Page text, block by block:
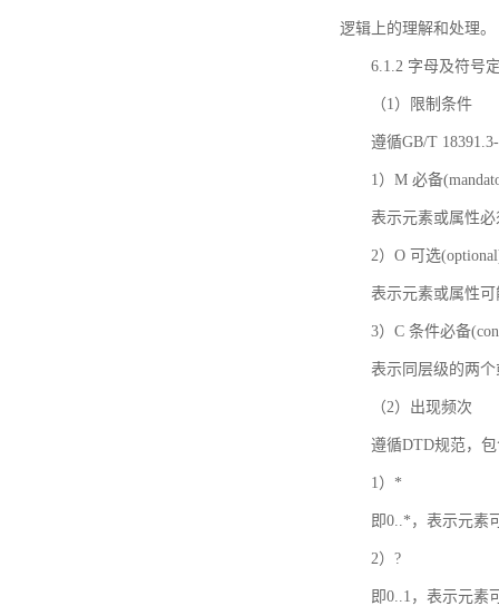
逻辑上的理解和处理。
6.1.2 字母及符号
（1）限制条件
遵循GB/T
1）M 必备
表示元素或属性
2）O 可选
表示元素或属性
3）C 条件必备
表示同层级的两
（2）出现频次
遵循DTD规范，
1）*
即0..*，表示元素
2）?
即0..1，表示元素